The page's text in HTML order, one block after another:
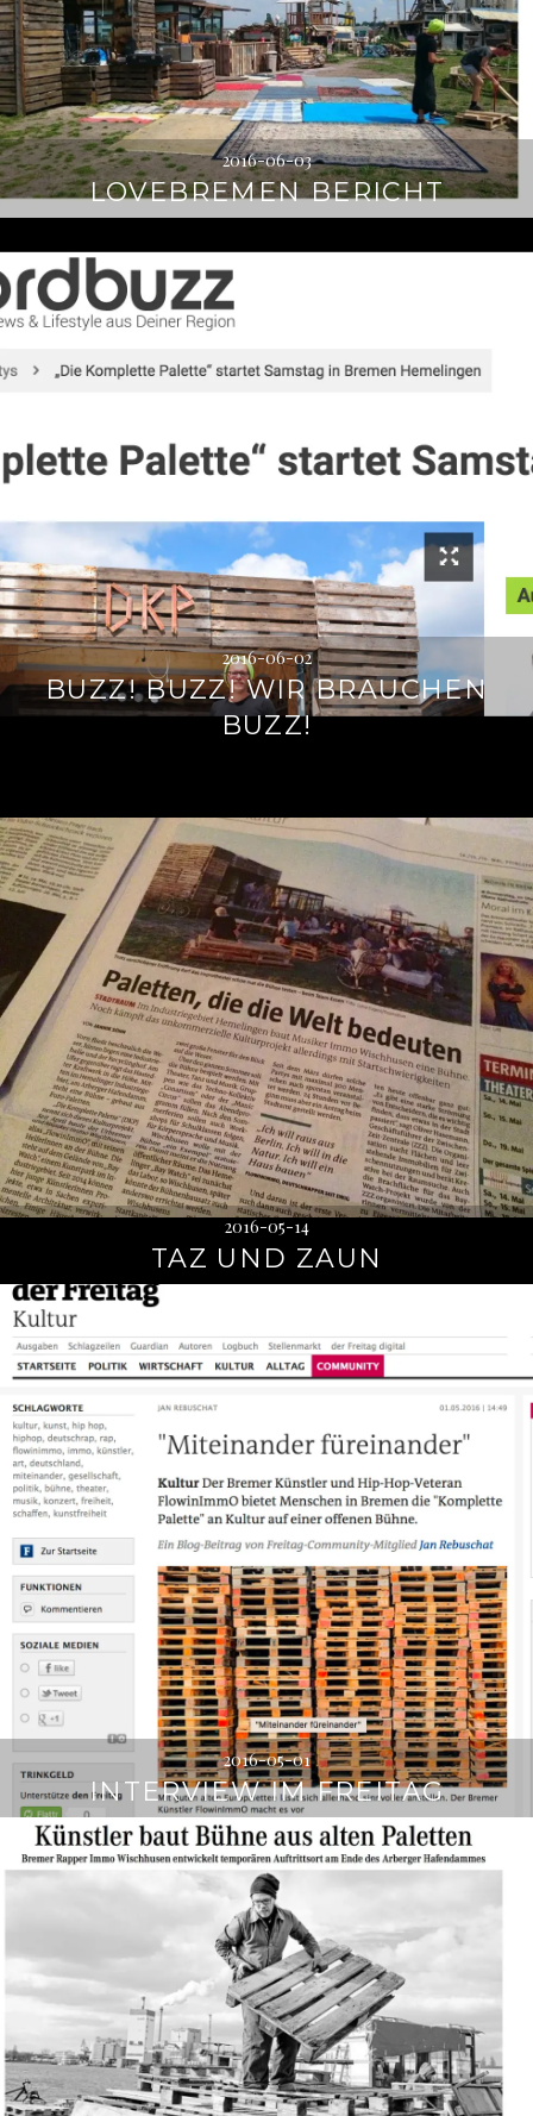
2016-06-03
LOVEBREMEN BERICHT
2016-06-02
BUZZ! BUZZ! WIR BRAUCHEN
BUZZ!
2016-05-14
TAZ UND ZAUN
2016-05-01
INTERVIEW IM FREITAG